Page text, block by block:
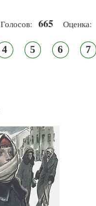
Голосов: 665 Оценка:
4 5 6 7